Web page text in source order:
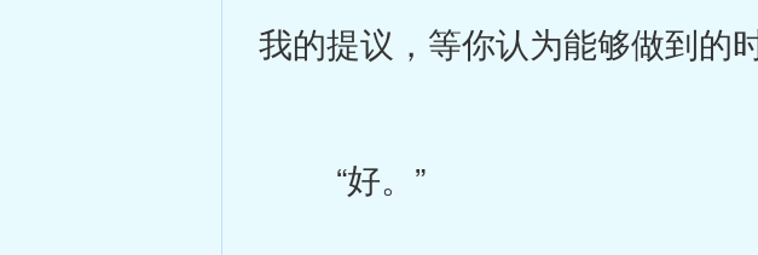
我的提议，等你认为能够做到的
“好。”